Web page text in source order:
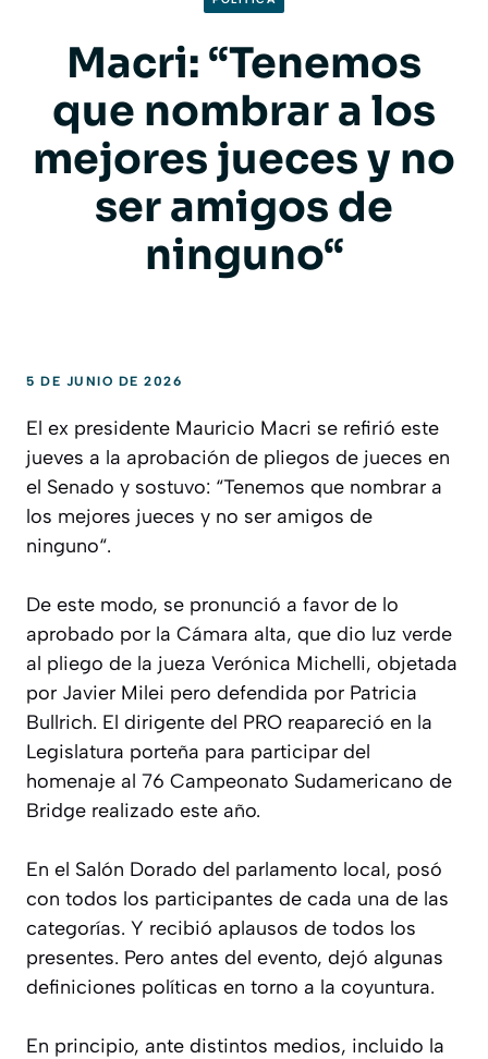
Macri: “Tenemos
que nombrar a los
mejores jueces y no
ser amigos de
ninguno“
5 DE JUNIO DE 2026
El ex presidente Mauricio Macri se refirió este
jueves a la aprobación de pliegos de jueces en
el Senado y sostuvo: “Tenemos que nombrar a
los mejores jueces y no ser amigos de
ninguno“.
De este modo, se pronunció a favor de lo
aprobado por la Cámara alta, que dio luz verde
al pliego de la jueza Verónica Michelli, objetada
por Javier Milei pero defendida por Patricia
Bullrich. El dirigente del PRO reapareció en la
Legislatura porteña para participar del
homenaje al 76 Campeonato Sudamericano de
Bridge realizado este año.
En el Salón Dorado del parlamento local, posó
con todos los participantes de cada una de las
categorías. Y recibió aplausos de todos los
presentes. Pero antes del evento, dejó algunas
definiciones políticas en torno a la coyuntura.
En principio, ante distintos medios, incluido la